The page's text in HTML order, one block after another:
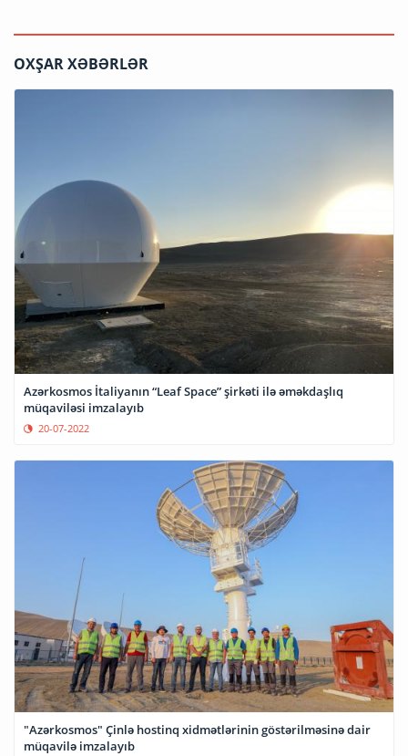
OXŞAR XƏBƏRLƏR
Azərkosmos İtaliyanın “Leaf Space” şirkəti ilə əməkdaşlıq
müqaviləsi imzalayıb
20-07-2022
"Azərkosmos" Çinlə hostinq xidmətlərinin göstərilməsinə dair
müqavilə imzalayıb